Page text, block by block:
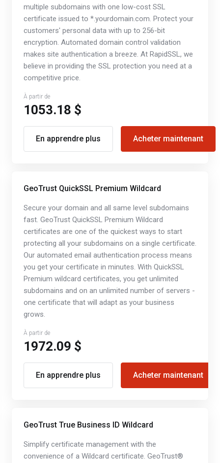
multiple subdomains with one low-cost SSL
certificate issued to *.yourdomain.com. Protect your
customers' personal data with up to 256-bit
encryption. Automated domain control validation
makes site authentication a breeze. At RapidSSL, we
believe in providing the SSL protection you need at a
competitive price.
À partir de
1053.18 $
En apprendre plus Acheter maintenant
GeoTrust QuickSSL Premium Wildcard
Secure your domain and all same level subdomains
fast. GeoTrust QuickSSL Premium Wildcard
certificates are one of the quickest ways to start
protecting all your subdomains on a single certificate.
Our automated email authentication process means
you get your certificate in minutes. With QuickSSL
Premium wildcard certificates, you get unlimited
subdomains and on an unlimited number of servers -
one certificate that will adapt as your business
grows.
À partir de
1972.09 $
En apprendre plus Acheter maintenant
GeoTrust True Business ID Wildcard
Simplify certificate management with the
convenience of a Wildcard certificate. GeoTrust®